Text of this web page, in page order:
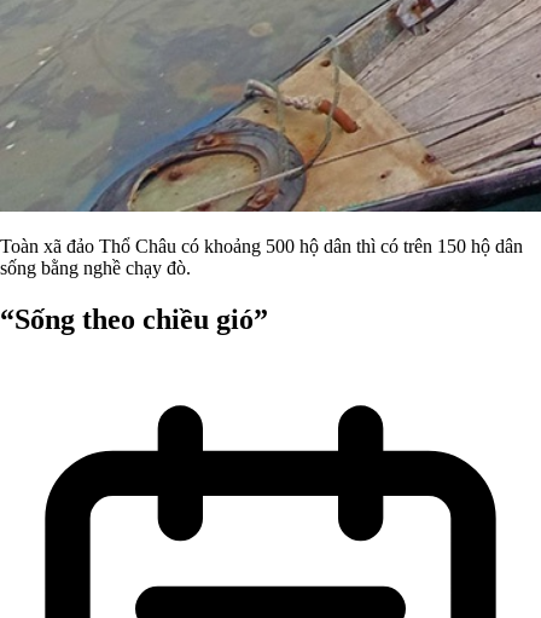
Toàn xã đảo Thổ Châu có khoảng 500 hộ dân thì có trên 150 hộ dân
sống bằng nghề chạy đò.
“Sống theo chiều gió”